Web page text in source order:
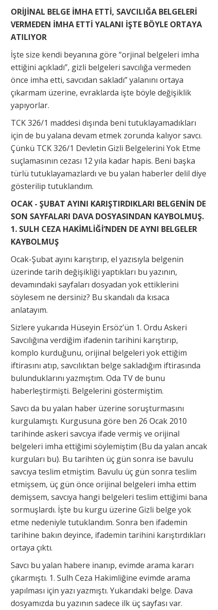
ORİJİNAL BELGE İMHA ETTİ, SAVCILIĞA BELGELERİ
VERMEDEN İMHA ETTİ YALANI İŞTE BÖYLE ORTAYA
ATILIYOR
İşte size kendi beyanına göre “orjinal belgeleri imha
ettiğini açıkladı”, gizli belgeleri savcılığa vermeden
önce imha etti, savcıdan sakladı” yalanını ortaya
çıkarmam üzerine, evraklarda işte böyle değişiklik
yapıyorlar.
TCK 326/1 maddesi dışında beni tutuklayamadıkları
için de bu yalana devam etmek zorunda kalıyor savcı.
Çünkü TCK 326/1 Devletin Gizli Belgelerini Yok Etme
suçlamasının cezası 12 yıla kadar hapis. Beni başka
türlü tutuklayamazlardı ve bu yalan haberler delil diye
gösterilip tutuklandım.
OCAK - ŞUBAT AYINI KARIŞTIRDIKLARI BELGENİN DE
SON SAYFALARI DAVA DOSYASINDAN KAYBOLMUŞ.
1. SULH CEZA HAKİMLİĞİ’NDEN DE AYNI BELGELER
KAYBOLMUŞ
Ocak-Şubat ayını karıştırıp, el yazısıyla belgenin
üzerinde tarih değişikliği yaptıkları bu yazının,
devamındaki sayfaları dosyadan yok ettiklerini
söylesem ne dersiniz? Bu skandalı da kısaca
anlatayım.
Sizlere yukarıda Hüseyin Ersöz’ün 1. Ordu Askeri
Savcılığına verdiğim ifadenin tarihini karıştırıp,
komplo kurduğunu, orijinal belgeleri yok ettiğim
iftirasını atıp, savcılıktan belge sakladığım iftirasında
bulunduklarını yazmıştım. Oda TV de bunu
haberleştirmişti. Belgelerini göstermiştim.
Savcı da bu yalan haber üzerine soruşturmasını
kurgulamıştı. Kurgusuna göre ben 26 Ocak 2010
tarihinde askeri savcıya ifade vermiş ve orijinal
belgeleri imha ettiğimi söylemiştim (Bu da yalan ancak
kurguları bu). Bu tarihten üç gün sonra ise bavulu
savcıya teslim etmiştim. Bavulu üç gün sonra teslim
etmişsem, üç gün önce orijinal belgeleri imha ettim
demişsem, savcıya hangi belgeleri teslim ettiğimi bana
sormuşlardı. İşte bu kurgu üzerine Gizli belge yok
etme nedeniyle tutuklandım. Sonra ben ifademin
tarihine bakın deyince, ifademin tarihini karıştırdıkları
ortaya çıktı.
Savcı bu yalan habere inanıp, evimde arama kararı
çıkarmıştı. 1. Sulh Ceza Hakimliğine evimde arama
yapılması için yazı yazmıştı. Yukarıdaki belge. Dava
dosyamızda bu yazının sadece ilk üç sayfası var.